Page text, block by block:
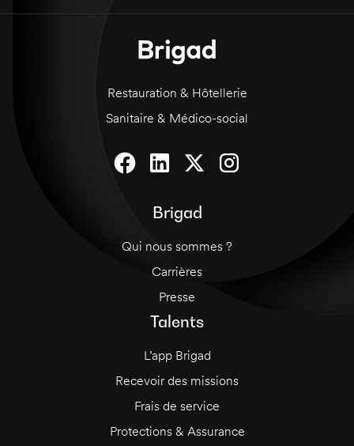
la cuisine française et des techniques de
service haut de gamme est requise.
Restauration & Hôtellerie
Sanitaire & Médico-social
Brigad
Qui nous sommes ?
Carrières
Presse
Talents
L’app Brigad
Recevoir des missions
Frais de service
Protections & Assurance